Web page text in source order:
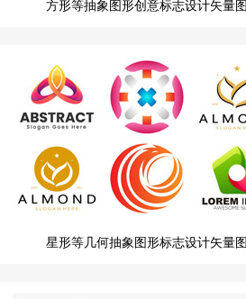
方形等抽象图形创意标志设计矢量图
星形等几何抽象图形标志设计矢量图